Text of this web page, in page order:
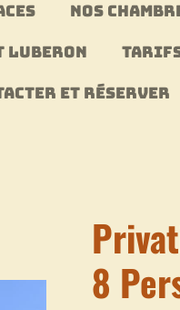
NOS
LUBERON
ET RÉSERVER
8